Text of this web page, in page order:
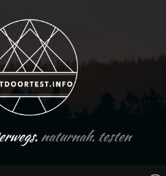
naturnah. testen